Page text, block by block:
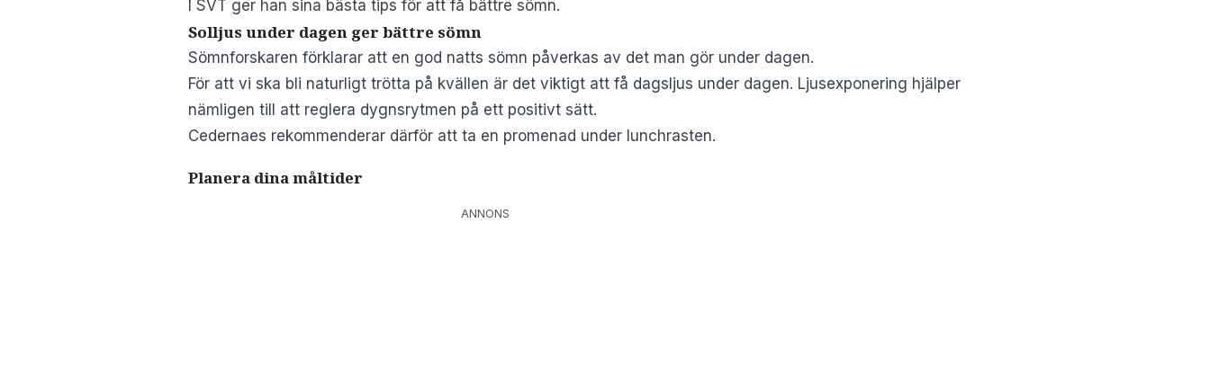
I SVT ger han sina bästa tips för att få bättre sömn.
Solljus under dagen ger bättre sömn
Sömnforskaren förklarar att en god natts sömn påverkas av det man gör under dagen.
För att vi ska bli naturligt trötta på kvällen är det viktigt att få dagsljus under dagen. Ljusexponering hjälper
nämligen till att reglera dygnsrytmen på ett positivt sätt.
Cedernaes rekommenderar därför att ta en promenad under lunchrasten.
Planera dina måltider
ANNONS